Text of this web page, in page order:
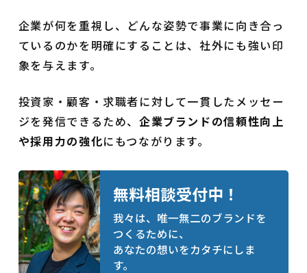
企業が何を重視し、どんな姿勢で事業に向き合っ
ているのかを明確にすることは、社外にも強い印
象を与えます。
投資家・顧客・求職者に対して一貫したメッセー
ジを発信できるため、企業ブランドの信頼性向上
や採用力の強化にもつながります。
無料相談受付中！
我々は、唯一無二のブランドを
つくるために、
あなたの想いをカタチにしま
す。